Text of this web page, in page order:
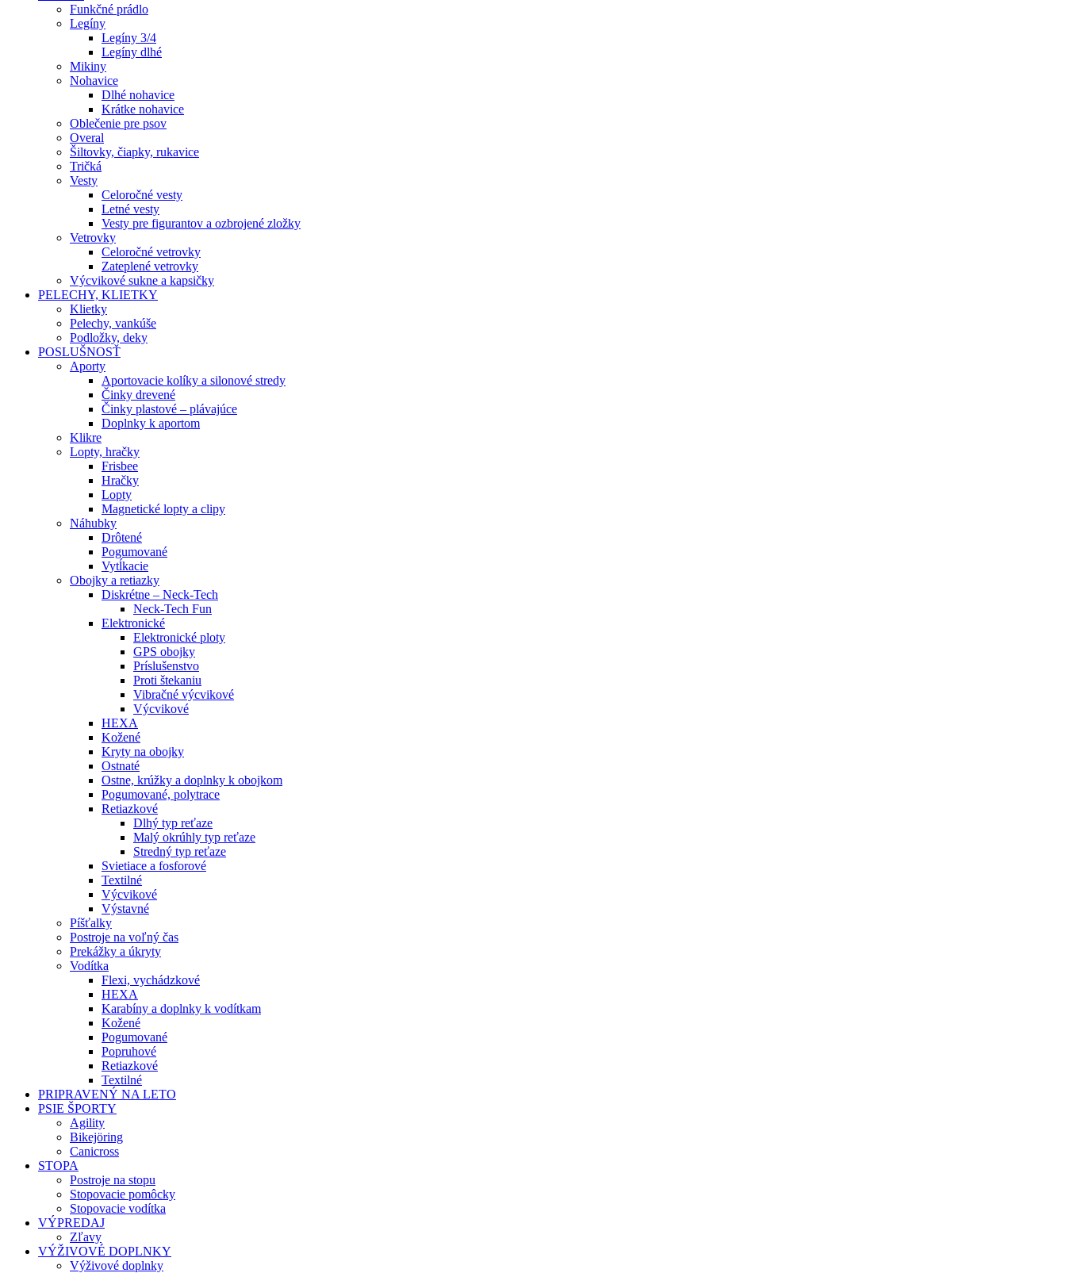
Funkčné prádlo
Legíny
Legíny 3/4
Legíny dlhé
Mikiny
Nohavice
Dlhé nohavice
Krátke nohavice
Oblečenie pre psov
Overal
Šiltovky, čiapky, rukavice
Tričká
Vesty
Celoročné vesty
Letné vesty
Vesty pre figurantov a ozbrojené zložky
Vetrovky
Celoročné vetrovky
Zateplené vetrovky
Výcvikové sukne a kapsičky
PELECHY, KLIETKY
Klietky
Pelechy, vankúše
Podložky, deky
POSLUŠNOSŤ
Aporty
Aportovacie kolíky a silonové stredy
Činky drevené
Činky plastové – plávajúce
Doplnky k aportom
Klikre
Lopty, hračky
Frisbee
Hračky
Lopty
Magnetické lopty a clipy
Náhubky
Drôtené
Pogumované
Vytĺkacie
Obojky a retiazky
Diskrétne – Neck-Tech
Neck-Tech Fun
Elektronické
Elektronické ploty
GPS obojky
Príslušenstvo
Proti štekaniu
Vibračné výcvikové
Výcvikové
HEXA
Kožené
Kryty na obojky
Ostnaté
Ostne, krúžky a doplnky k obojkom
Pogumované, polytrace
Retiazkové
Dlhý typ reťaze
Malý okrúhly typ reťaze
Stredný typ reťaze
Svietiace a fosforové
Textilné
Výcvikové
Výstavné
Píšťalky
Postroje na voľný čas
Prekážky a úkryty
Vodítka
Flexi, vychádzkové
HEXA
Karabíny a doplnky k vodítkam
Kožené
Pogumované
Popruhové
Retiazkové
Textilné
PRIPRAVENÝ NA LETO
PSIE ŠPORTY
Agility
Bikejöring
Canicross
STOPA
Postroje na stopu
Stopovacie pomôcky
Stopovacie vodítka
VÝPREDAJ
Zľavy
VÝŽIVOVÉ DOPLNKY
Výživové doplnky